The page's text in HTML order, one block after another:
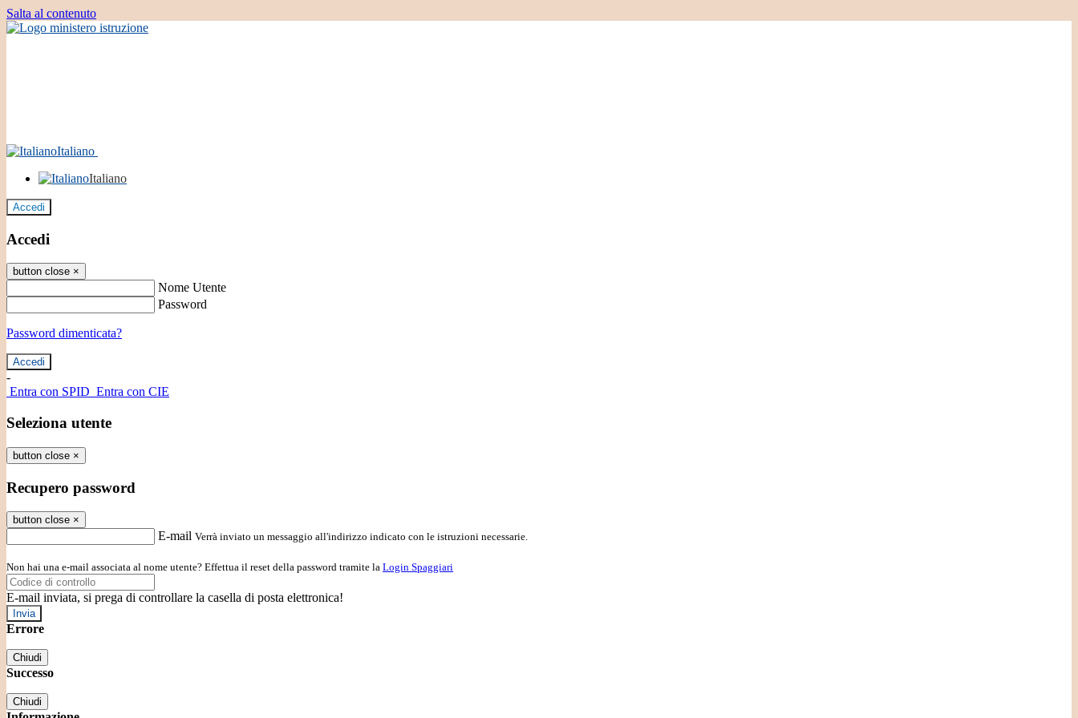
Salta al contenuto
Italiano
Italiano
Accedi
Accedi
button close ×
Nome Utente
Password
Password dimenticata?
-
Entra con SPID Entra con CIE
Seleziona utente
button close ×
Recupero password
button close ×
E-mail Verrà inviato un messaggio all'indirizzo indicato con le istruzioni necessarie.
Non hai una e-mail associata al nome utente? Effettua il reset della password tramite la Login Spaggiari
E-mail inviata, si prega di controllare la casella di posta elettronica!
Errore
Chiudi
Successo
Chiudi